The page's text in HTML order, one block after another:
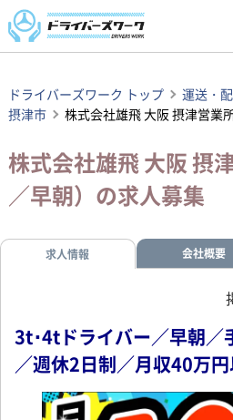
ドライバーズワーク トップ 運送・
摂津市
株式会社雄飛 大阪 摂津営業
株式会社雄飛 大阪 摂
／早朝）の求人募集
求人情報 会社概要
3t･4tドライバー／早朝／
／週休2日制／月収40万